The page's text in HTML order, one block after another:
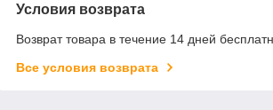
Условия возврата
Возврат товара в течение 14 дней
Все условия возврата